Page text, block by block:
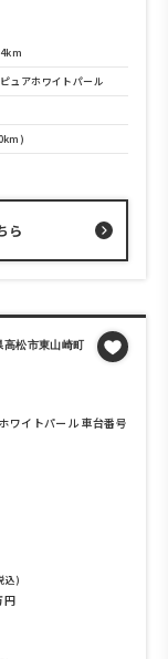
4km
ピュアホワイトパール
ら
松市東山崎町
ワイトパール 車台番号
込)
円